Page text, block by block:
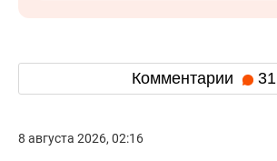
Комментарии 31
8 августа 2026, 02:16